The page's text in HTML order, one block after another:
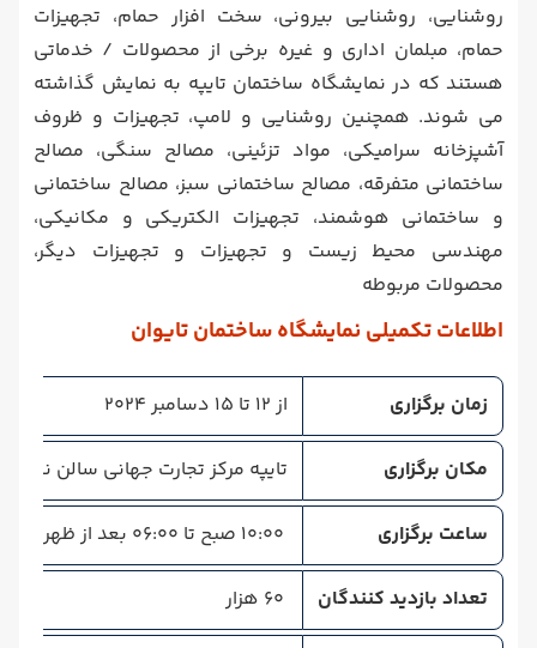
روشنایی، روشنایی بیرونی، سخت افزار حمام، تجهیزات
حمام، مبلمان اداری و غیره برخی از محصولات / خدماتی
هستند که در نمایشگاه ساختمان تایپه به نمایش گذاشته
می شوند. همچنین روشنایی و لامپ، تجهیزات و ظروف
آشپزخانه سرامیکی، مواد تزئینی، مصالح سنگی، مصالح
ساختمانی متفرقه، مصالح ساختمانی سبز، مصالح ساختمانی
و ساختمانی هوشمند، تجهیزات الکتریکی و مکانیکی،
مهندسی محیط زیست و تجهیزات و تجهیزات دیگر،
محصولات مربوطه
اطلاعات تکمیلی نمایشگاه ساختمان تایوان
زمان برگزاری از 12 تا 15 دسامبر 2024
مکان برگزاری تایپه مرکز تجارت جهانی سالن
ساعت برگزاری
تعداد بازدید کنندگان